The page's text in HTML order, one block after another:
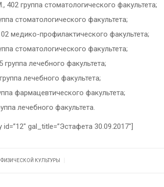
группа стоматологического факультета;
стоматологического факультета;
медико-профилактического факультета;
стоматологического факультета;
группа лечебного факультета;
лечебного факультета;
фармацевтического факультета;
лечебного факультета.
gal_title=”Эстафета 30.09.2017″]
ФИЗИЧЕСКОЙ КУЛЬТУРЫ